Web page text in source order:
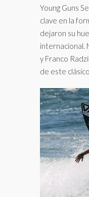
Young Guns
clave en la
dejaron su
internacional.
y Franco
de este